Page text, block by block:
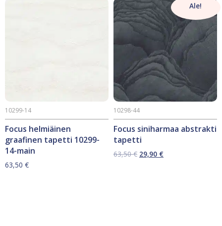
Focus helmiäinen
graafinen tapetti 10299-
14-main
10299-14
63,50 €
Ale!
Focus siniharmaa abstrakti
tapetti
10298-44
63,50€ Alkuperäinen
29,90 €Nykyinen